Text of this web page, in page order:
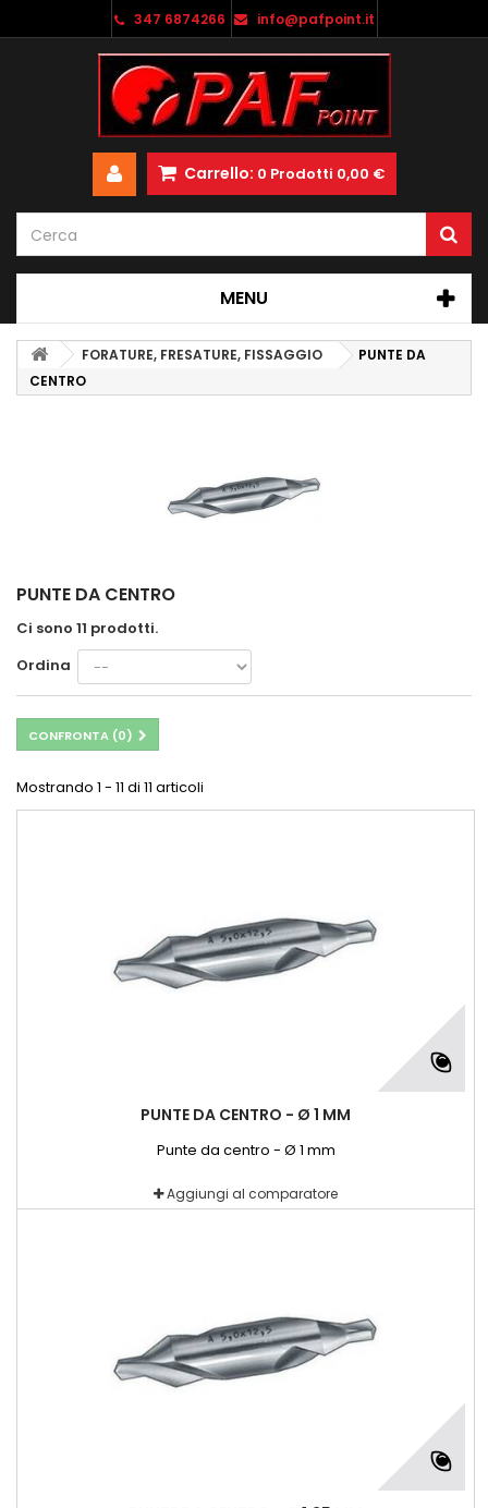
347 6874266 info@pafpoint.it
Carrello: 0 Prodotti 0,00 €
MENU
FORATURE, FRESATURE, FISSAGGIO
PUNTE DA
CENTRO
PUNTE DA CENTRO
Ci sono 11 prodotti.
Ordina
CONFRONTA (0)
Mostrando 1 - 11 di 11 articoli
PUNTE DA CENTRO - Ø 1 MM
Punte da centro - Ø 1 mm
Aggiungi al comparatore